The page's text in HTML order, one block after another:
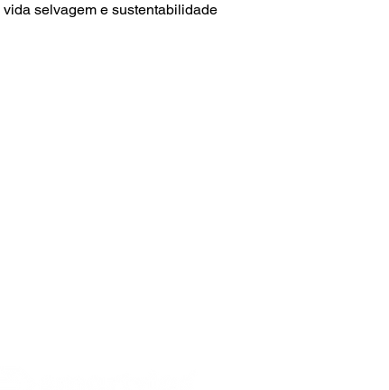
selvagem e sustentabilidade